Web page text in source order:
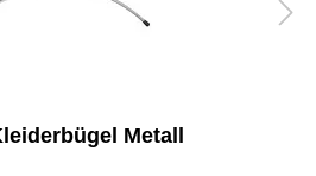
Metall